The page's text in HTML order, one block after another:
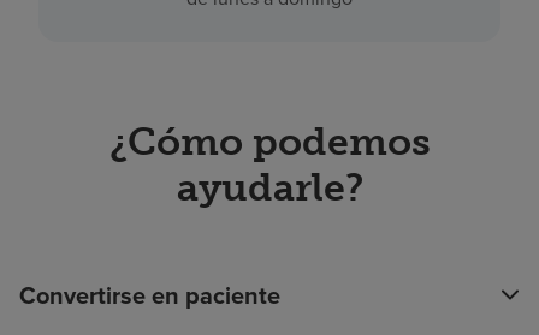
¿Cómo podemos
ayudarle?
Convertirse en paciente